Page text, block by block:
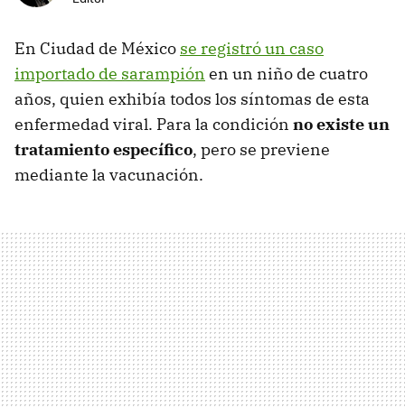
En Ciudad de México se registró un caso
importado de sarampión en un niño de cuatro
años, quien exhibía todos los síntomas de esta
enfermedad viral. Para la condición no existe un
tratamiento específico, pero se previene
mediante la vacunación.